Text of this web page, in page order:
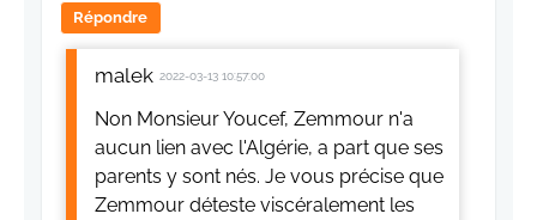
Répondre
malek 2022-03-13 10:57:00
Non Monsieur Youcef, Zemmour n'a
aucun lien avec l'Algérie, a part que ses
parents y sont nés. Je vous précise que
Zemmour déteste viscéralement les